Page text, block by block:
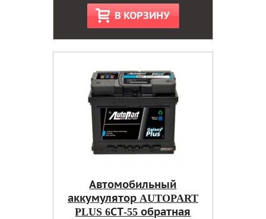
В КОРЗИНУ
Автомобильный
аккумулятор AUTOPART
PLUS 6СТ-55 обратная